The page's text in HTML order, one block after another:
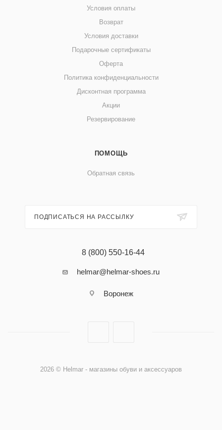
Условия оплаты
Возврат
Условия доставки
Подарочные сертификаты
Оферта
Политика конфиденциальности
Дисконтная программа
Акции
Резервирование
ПОМОЩЬ
Обратная связь
ПОДПИСАТЬСЯ НА РАССЫЛКУ
8 (800) 550-16-44
helmar@helmar-shoes.ru
Воронеж
2026 © Helmar - магазины обуви и аксессуаров